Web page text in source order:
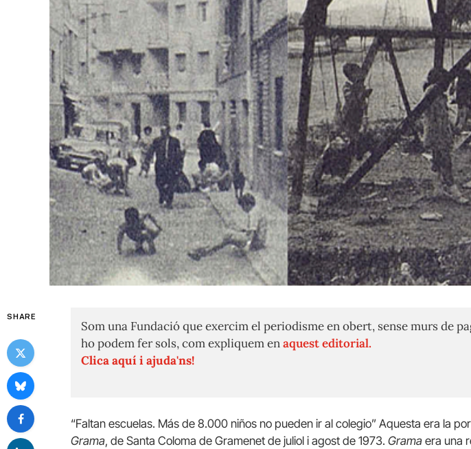
SHARE
Som una Fundació que exercim el periodisme en obert, sense murs de
ho podem fer sols, com expliquem enaquest editorial.
Clica aquí i ajuda'ns!
“Faltan escuelas. Más de 8.000 niños no pueden ir al colegio” Aquesta era la
Grama, de Santa Coloma de Gramenet de juliol i agost de 1973. Grama era una